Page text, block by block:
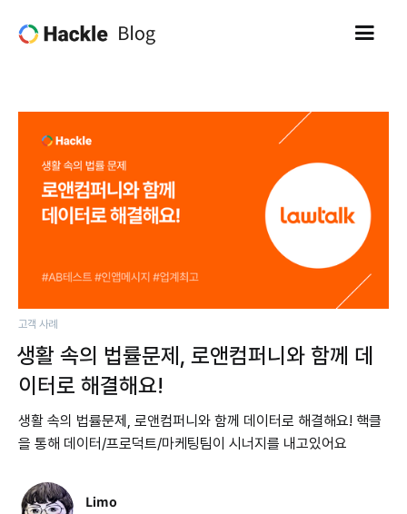
고객 사례
생활 속의 법률문제, 로앤컴퍼니와 함께 데
이터로 해결해요!
생활 속의 법률문제, 로앤컴퍼니와 함께 데이터로 해결해요! 핵클
을 통해 데이터/프로덕트/마케팅팀이 시너지를 내고있어요
Limo